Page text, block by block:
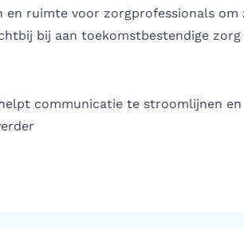
en ruimte voor zorgprofessionals om
bij aan toekomstbestendige zorg
communicatie te stroomlijnen en